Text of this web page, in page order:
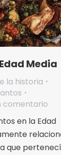
Media
la historia
comentario
en la Edad
que